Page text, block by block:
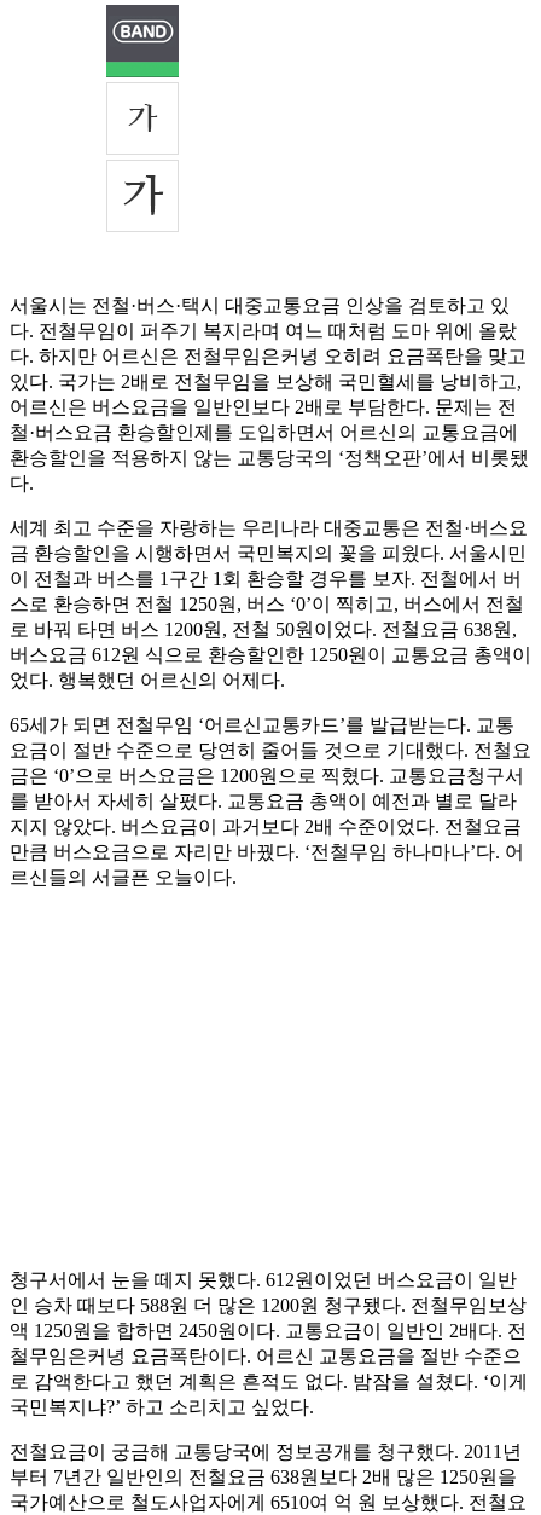
서울시는 전철·버스·택시 대중교통요금 인상을 검토하고 있
다. 전철무임이 퍼주기 복지라며 여느 때처럼 도마 위에 올랐
다. 하지만 어르신은 전철무임은커녕 오히려 요금폭탄을 맞고
있다. 국가는 2배로 전철무임을 보상해 국민혈세를 낭비하고,
어르신은 버스요금을 일반인보다 2배로 부담한다. 문제는 전
철·버스요금 환승할인제를 도입하면서 어르신의 교통요금에
환승할인을 적용하지 않는 교통당국의 ‘정책오판’에서 비롯됐
다.
세계 최고 수준을 자랑하는 우리나라 대중교통은 전철·버스요
금 환승할인을 시행하면서 국민복지의 꽃을 피웠다. 서울시민
이 전철과 버스를 1구간 1회 환승할 경우를 보자. 전철에서 버
스로 환승하면 전철 1250원, 버스 ‘0’이 찍히고, 버스에서 전철
로 바꿔 타면 버스 1200원, 전철 50원이었다. 전철요금 638원,
버스요금 612원 식으로 환승할인한 1250원이 교통요금 총액이
었다. 행복했던 어르신의 어제다.
65세가 되면 전철무임 ‘어르신교통카드’를 발급받는다. 교통
요금이 절반 수준으로 당연히 줄어들 것으로 기대했다. 전철요
금은 ‘0’으로 버스요금은 1200원으로 찍혔다. 교통요금청구서
를 받아서 자세히 살폈다. 교통요금 총액이 예전과 별로 달라
지지 않았다. 버스요금이 과거보다 2배 수준이었다. 전철요금
만큼 버스요금으로 자리만 바꿨다. ‘전철무임 하나마나’다. 어
르신들의 서글픈 오늘이다.
청구서에서 눈을 떼지 못했다. 612원이었던 버스요금이 일반
인 승차 때보다 588원 더 많은 1200원 청구됐다. 전철무임보상
액 1250원을 합하면 2450원이다. 교통요금이 일반인 2배다. 전
철무임은커녕 요금폭탄이다. 어르신 교통요금을 절반 수준으
로 감액한다고 했던 계획은 흔적도 없다. 밤잠을 설쳤다. ‘이게
국민복지냐?’ 하고 소리치고 싶었다.
전철요금이 궁금해 교통당국에 정보공개를 청구했다. 2011년
부터 7년간 일반인의 전철요금 638원보다 2배 많은 1250원을
국가예산으로 철도사업자에게 6510여 억 원 보상했다. 전철요